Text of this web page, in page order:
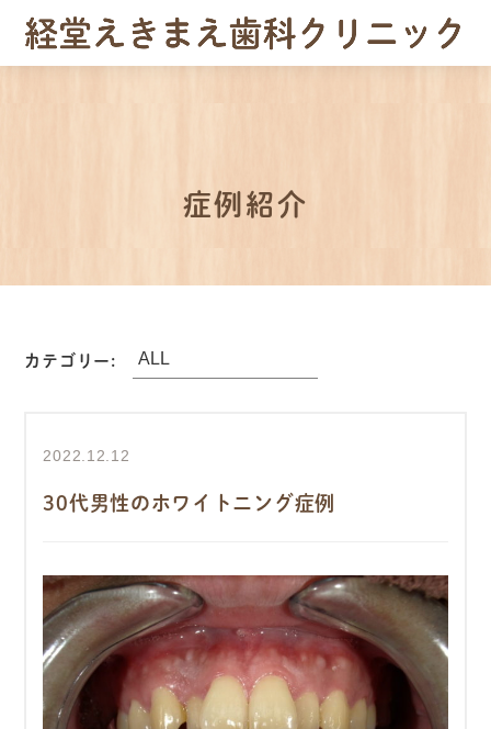
症例紹介
カテゴリー:
2022.12.12
30代男性のホワイトニング症例